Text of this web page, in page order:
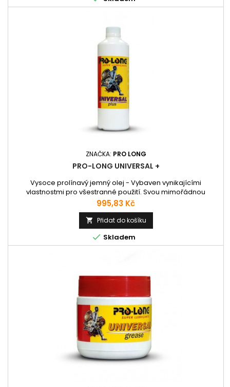
ZNAČKA: PRO LONG
PRO-LONG UNIVERSAL +
Vysoce prolínavý jemný olej - Vybaven vynikajícími
vlastnostmi pro všestranné použití. Svou mimořádnou
účinností a nosností kluzného mazacího filmu, na bázi
patentované molekulární ochrany kovů, se řadí mezi
nezbytné pomocníky v domácnosti, motorizmu a průmyslu.
Obsah balení: 500 ml
Cena
995,83 Kč
 Přidat do košíku
 Skladem